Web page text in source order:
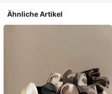
Ähnliche Artikel